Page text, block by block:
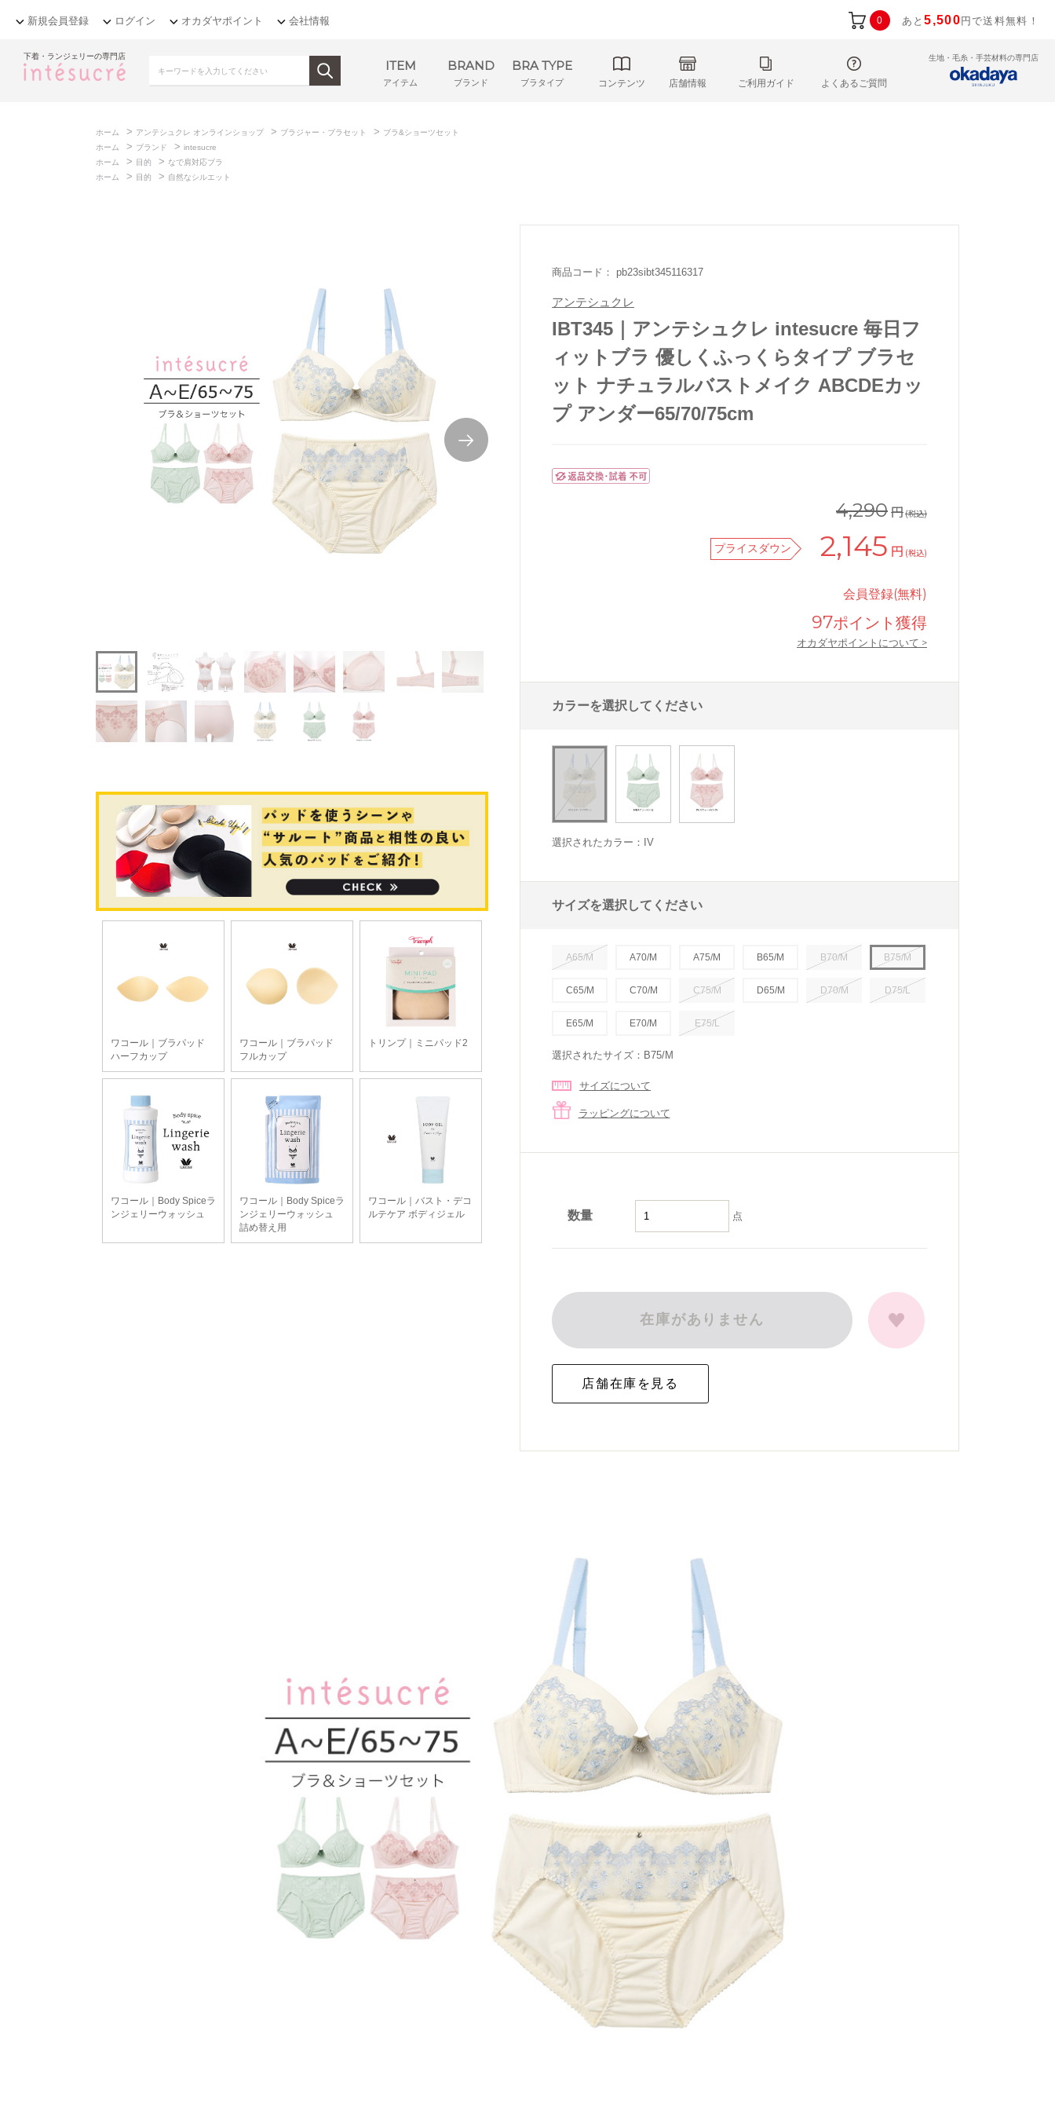
新規会員登録 ログイン オカダヤポイント 会社情報 0 あと5,500 円で送料無料！
下着・ランジェリーの専門店
ITEM
アイテム
BRAND
ブランド
BRA TYPE
ブラタイプ コンテンツ 店舗情報 ご利用ガイド よくあるご質問
生地・毛糸・手芸材料の専門店
ホーム > アンテシュクレ オンラインショップ > ブラジャー・ブラセット > ブラ&ショーツセット
ホーム
> ブランド > intesucre
ホーム
> 目的 > なで肩対応ブラ
ホーム
> 目的 > 自然なシルエット
intesucre毎日フィットブラ優しくふっくらタイプブラセットナチュラルバストメイク intesucre毎日フィットブラ優しくふ
商品コード： pb23sibt345116317
アンテシュクレ
IBT345｜アンテシュクレ intesucre 毎日フ
ィットブラ 優しくふっくらタイプ ブラセ
ット ナチュラルバストメイク ABCDEカッ
プ アンダー65/70/75cm
4,290円(税込)
プライスダウン 2,145 円 (税込)
会員登録(無料)
97ポイント獲得
オカダヤポイントについて >
カラーを選択してください
選択されたカラー：IV
サイズを選択してください
A65/M A70/M A75/M B65/M B70/M B75/M
C65/M C70/M C75/M D65/M D70/M D75/L
E65/M E70/M E75/L
選択されたサイズ：B75/M
サイズについて
ラッピングについて
数量 点
在庫がありません